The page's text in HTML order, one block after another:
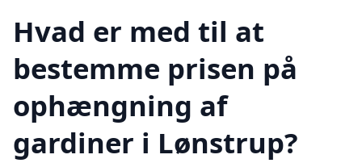
Hvad er med til at
bestemme prisen på
ophængning af
gardiner i Lønstrup?